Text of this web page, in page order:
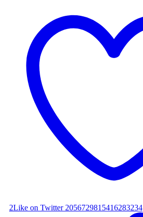
2Like on Twitter 2056729815416283234